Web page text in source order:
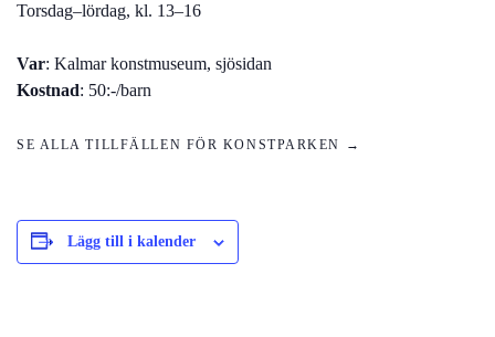
Torsdag–lördag, kl. 13–16
Var: Kalmar konstmuseum, sjösidan
Kostnad: 50:-/barn
SE ALLA TILLFÄLLEN FÖR KONSTPARKEN →
Lägg till i kalender